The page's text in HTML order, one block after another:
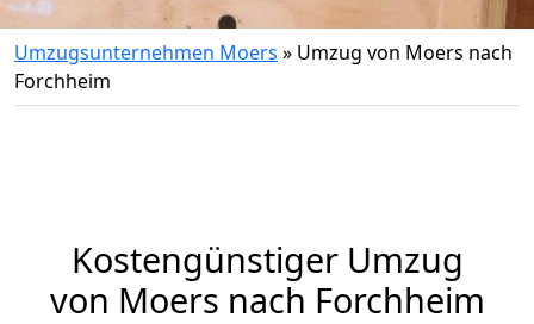
Umzugsunternehmen Moers » Umzug von Moers nach
Forchheim
Kostengünstiger Umzug
von Moers nach Forchheim